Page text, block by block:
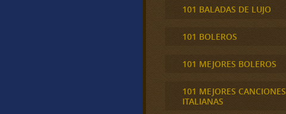
101 BALADAS DE LUJO
101 BOLEROS
101 MEJORES BOLEROS
101 MEJORES CANCIONES
ITALIANAS